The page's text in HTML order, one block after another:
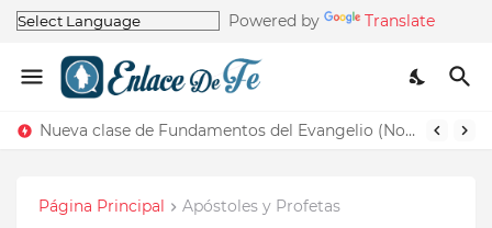
Powered by Translate
Nueva clase de Fundamentos del Evangelio (Nos recuerda la de Principios del Evangelio)
Página Principal Apóstoles y Profetas